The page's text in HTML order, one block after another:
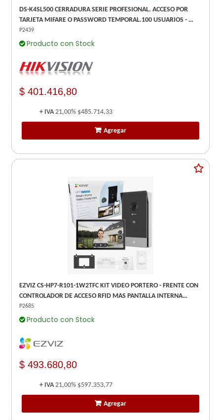
DS-K4SL500 CERRADURA SERIE PROFESIONAL. ACCESO POR
TARJETA MIFARE O PASSWORD TEMPORAL.100 USUARIOS - WI-
FI Y BLUETOOTH (CONFIGURACIÓN) HIKVISION
P2439
Producto con Stock
$ 401.416,80
+ IVA21,00% $485.714,33
Agregar
EZVIZ CS-HP7-R101-1W2TFC KIT VIDEO PORTERO - FRENTE CON
CONTROLADOR DE ACCESO RFID MAS PANTALLA INTERNA
P2685
Producto con Stock
$ 493.680,80
+ IVA21,00% $597.353,77
Agregar